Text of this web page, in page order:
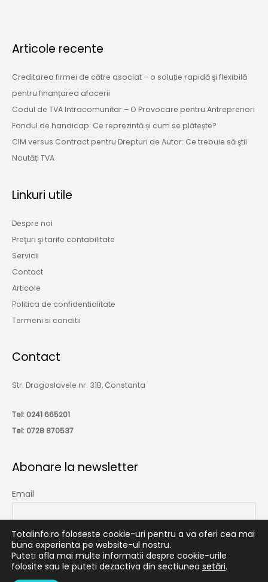
Articole recente
Creditarea firmei de către asociat – o soluție rapidă şi flexibilă
pentru finanțarea afacerii
Codul de TVA Intracomunitar – O Provocare pentru Antreprenori
Fondul de handicap: Ce reprezintă și cum se plătește?
CIM versus Contract pentru Drepturi de Autor: Ce trebuie să ştii
Noutăți TVA
Linkuri utile
Despre noi
Preţuri şi tarife contabilitate
Servicii
Contact
Articole
Politica de confidentialitate
Termeni si conditii
Contact
Str. Dragoslavele nr. 31B, Constanta
Tel: 0241 665201
Tel: 0728 870537
Abonare la newsletter
Email
Totalinfo.ro foloseste cookie-uri pentru a va oferi cea mai
buna experienta pe website-ul nostru.
Puteti afla mai multe informatii despre cookie-urile
folosite sau le puteti dezactiva din sectiunea setări.